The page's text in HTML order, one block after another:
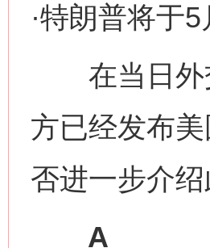
·特朗普将于
在当日外
方已经发布
否进一步介
A